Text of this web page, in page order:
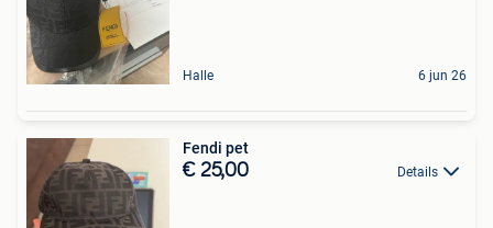
Halle 6 jun 26
Fendi pet
€ 25,00 Details